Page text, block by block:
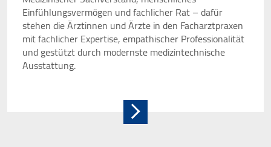
Einfühlungsvermögen und fachlicher Rat – dafür
stehen die Ärztinnen und Ärzte in den Facharztpraxen
mit fachlicher Expertise, empathischer Professionalität
und gestützt durch modernste medizintechnische
Ausstattung.